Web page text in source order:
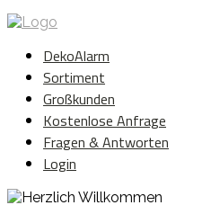
DekoAlarm
Sortiment
Großkunden
Kostenlose Anfrage
Fragen & Antworten
Login